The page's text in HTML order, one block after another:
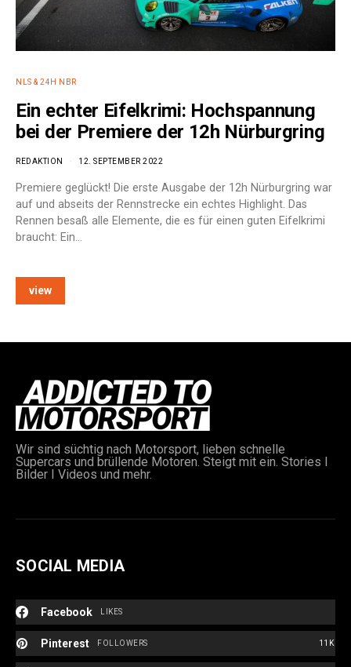
NLS & 24H NBR
Ein echter Eifelkrimi: Hochspannung
bei der Premiere der 12h Nürburgring
REDAKTION 12. SEPTEMBER 2022
Premiere geglückt! Die erste Ausgabe der 12h Nürburgring war
auf und abseits der Rennstrecke ein echtes Highlight. Das
Rennen besaß alle Elemente, die es für einen guten Eifelkrimi
braucht: Ein…
view
Wir sind süchtig nach Motorsport, lieben schnelle
Supercars und brüllende Motoren. Steigt mit ein. Stories I
Bilder I Videos und mehr.
SOCIAL MEDIA
Facebook LIKES
Pinterest 11K
FOLLOWERS